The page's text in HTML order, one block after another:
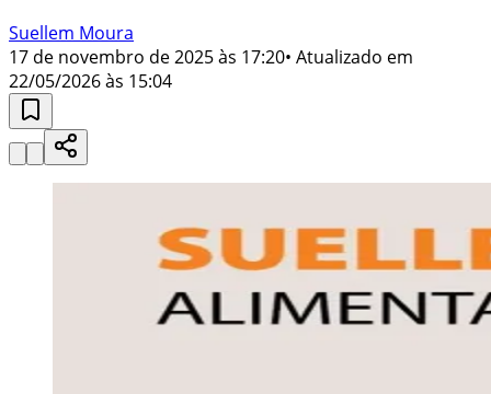
Suellem Moura
17 de novembro de 2025 às 17:20• Atualizado em
22/05/2026 às 15:04